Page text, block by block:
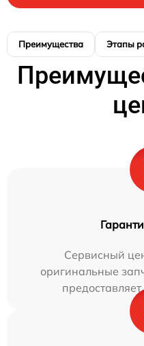
Преимущества Этапы
Сервисный
оригинальные